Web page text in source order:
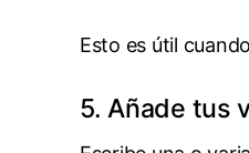
Esto es útil
5. Añade tus